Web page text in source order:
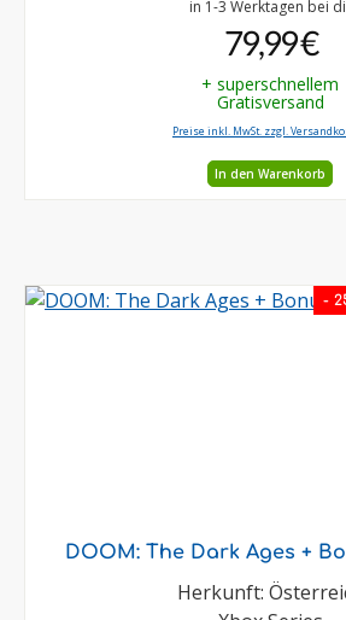
in 1-3 Werktagen bei
79,99 €
+ superschnellem
Gratisversand
Preise inkl. MwSt. zzgl.
In den Warenkorb
-
DOOM: The Dark Ages +
Herkunft: